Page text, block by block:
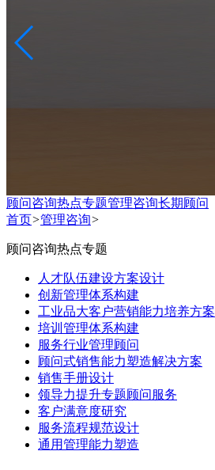
顾问咨询热点专题管理咨询长期顾问
首页>管理咨询>
顾问咨询热点专题
人才队伍建设方案设计
创新管理体系构建
工业品大客户营销能力培养方案
培训管理体系构建
服务行业管理顾问
顾问式销售能力塑造解决方案
销售手册设计
领导力提升专题顾问服务
客户满意度研究
服务流程规范设计
通用管理能力塑造